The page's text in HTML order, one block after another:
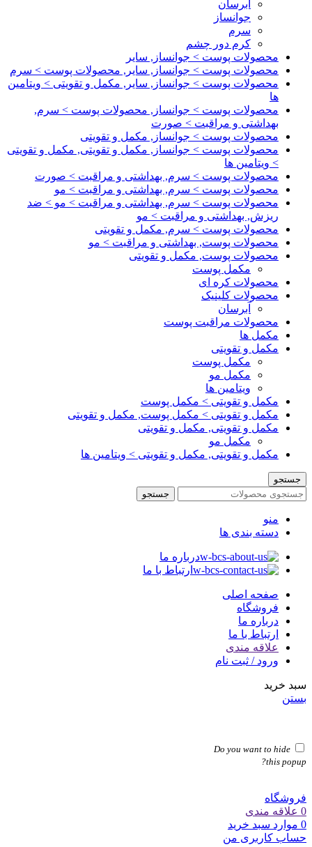
آبرسان
جوانساز
سرم
کرم دور چشم
محصولات پوست > جوانساز, سایر
محصولات پوست > جوانساز, سایر, محصولات پوست > سرم
محصولات پوست > جوانساز, سایر, مکمل و تقویتی > ویتامین
ها
محصولات پوست > جوانساز, محصولات پوست > سرم,
بهداشتی و مراقبت > صورت
محصولات پوست > جوانساز, مکمل و تقویتی
محصولات پوست > جوانساز, مکمل و تقویتی, مکمل و تقویتی
> ویتامین ها
محصولات پوست > سرم, بهداشتی و مراقبت > صورت
محصولات پوست > سرم, بهداشتی و مراقبت > مو
محصولات پوست > سرم, بهداشتی و مراقبت > مو > ضد
ریزش, بهداشتی و مراقبت > مو
محصولات پوست > سرم, مکمل و تقویتی
محصولات پوست, بهداشتی و مراقبت > مو
محصولات پوست, مکمل و تقویتی
مکمل پوست
محصولات کره ای
محصولات کلینیک
آبرسان
محصولات مراقبت پوست
مکمل ها
مکمل و تقویتی
مکمل پوست
مکمل مو
ویتامین ها
مکمل و تقویتی > مکمل پوست
مکمل و تقویتی > مکمل پوست, مکمل و تقویتی
مکمل و تقویتی, مکمل و تقویتی
مکمل مو
مکمل و تقویتی, مکمل و تقویتی > ویتامین ها
جستجو
جستجو
منو
دسته بندی ها
درباره ما
ارتباط با ما
صفحه اصلی
فروشگاه
درباره ما
ارتباط با ما
علاقه مندی
ورود / ثبت نام
سبد خرید
بستن
Do you want to hide
this popup?
فروشگاه
0 علاقه مندی
0 موارد سبد خرید
حساب کاربری من